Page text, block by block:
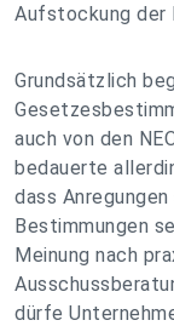
Aufstockung
Grundsätzlich
auch von den
bedauerte
dass
Bestimmungen
Meinung nach
dürfe